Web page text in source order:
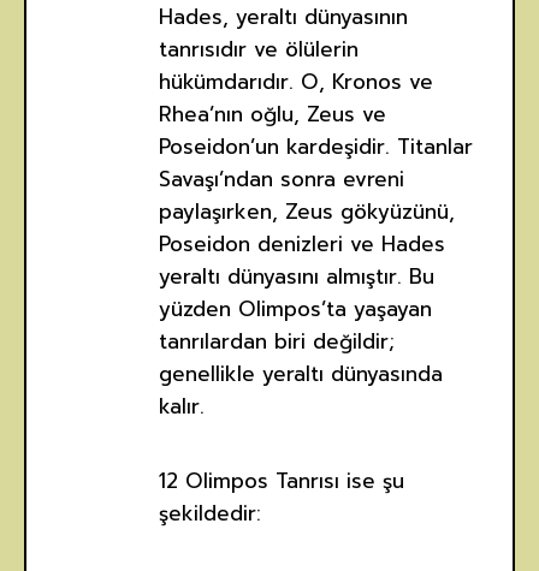
Hades, yeraltı dünyasının
tanrısıdır ve ölülerin
hükümdarıdır. O, Kronos ve
Rhea’nın oğlu, Zeus ve
Poseidon’un kardeşidir. Titanlar
Savaşı’ndan sonra evreni
paylaşırken, Zeus gökyüzünü,
Poseidon denizleri ve Hades
yeraltı dünyasını almıştır. Bu
yüzden Olimpos’ta yaşayan
tanrılardan biri değildir;
genellikle yeraltı dünyasında
kalır.
12 Olimpos Tanrısı ise şu
şekildedir: